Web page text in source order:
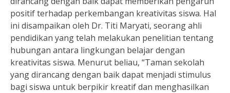
positif terhadap perkembangan kreativitas siswa. Hal
ini disampaikan oleh Dr. Titi Maryati, seorang ahli
pendidikan yang telah melakukan penelitian tentang
hubungan antara lingkungan belajar dengan
kreativitas siswa. Menurut beliau, “Taman sekolah
yang dirancang dengan baik dapat menjadi stimulus
bagi siswa untuk berpikir kreatif dan menghasilkan